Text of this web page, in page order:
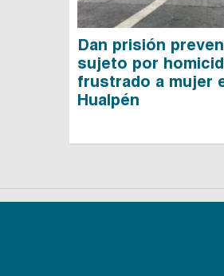
Dan prisión
sujeto por
frustrado a mujer
Hualpén